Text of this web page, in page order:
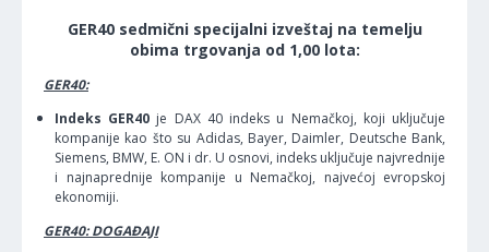
GER40 sedmični specijalni izveštaj na temelju
obima trgovanja od 1,00 lota:
GER40:
Indeks GER40 je DAX 40 indeks u Nemačkoj, koji uključuje
kompanije kao što su Adidas, Bayer, Daimler, Deutsche Bank,
Siemens, BMW, E. ON i dr. U osnovi, indeks uključuje najvrednije
i najnaprednije kompanije u Nemačkoj, najvećoj evropskoj
ekonomiji.
GER40: DOGAĐAJI